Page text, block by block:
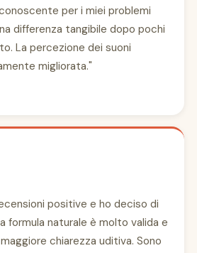
per i miei problemi
differenza tangibile dopo pochi
La percezione dei suoni
migliorata."
positive e ho deciso di
formula naturale è molto valida e
chiarezza uditiva. Sono